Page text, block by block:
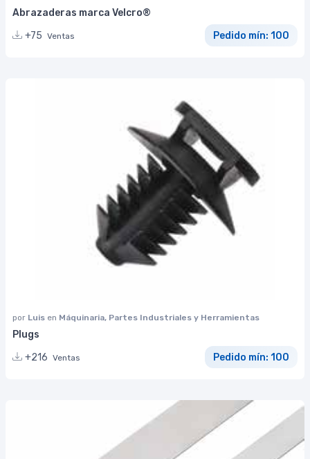
Abrazaderas marca Velcro®
+75 Ventas Pedido mín: 100
por Luis en Máquinaria, Partes Industriales y Herramientas
Plugs
+216 Ventas Pedido mín: 100